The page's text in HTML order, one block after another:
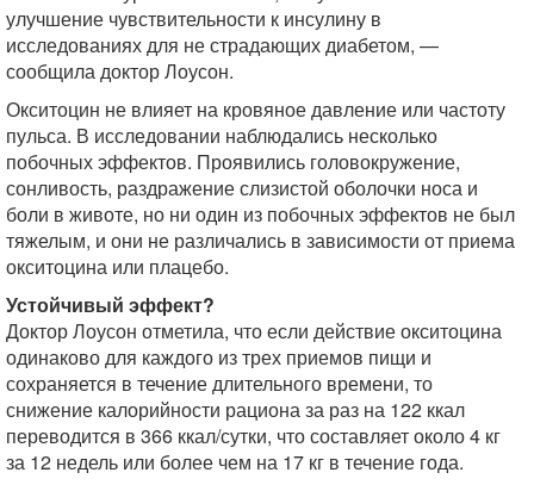
улучшение чувствительности к инсулину в
исследованиях для не страдающих диабетом, —
сообщила доктор Лоусон.
Окситоцин не влияет на кровяное давление или частоту
пульса. В исследовании наблюдались несколько
побочных эффектов. Проявились головокружение,
сонливость, раздражение слизистой оболочки носа и
боли в животе, но ни один из побочных эффектов не был
тяжелым, и они не различались в зависимости от приема
окситоцина или плацебо.
Устойчивый эффект?
Доктор Лоусон отметила, что если действие окситоцина
одинаково для каждого из трех приемов пищи и
сохраняется в течение длительного времени, то
снижение калорийности рациона за раз на 122 ккал
переводится в 366 ккал/сутки, что составляет около 4 кг
за 12 недель или более чем на 17 кг в течение года.